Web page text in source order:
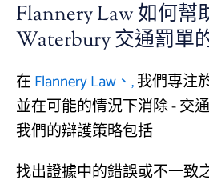
Flannery Law 如何幫
Waterbury 交通罰單
在Flannery Law、,我們專注
並在可能的情況下消除 - 交
我們的辯護策略包括
找出證據中的錯誤或不一致